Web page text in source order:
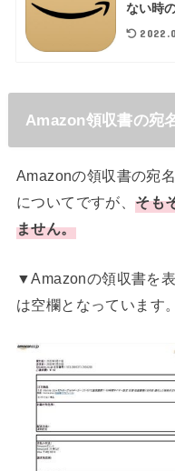
ない時
Amazon領収書の宛
Amazonの領収書の宛
についてですが、そも
ません。
▼Amazonの領収書を
は空欄となっています。